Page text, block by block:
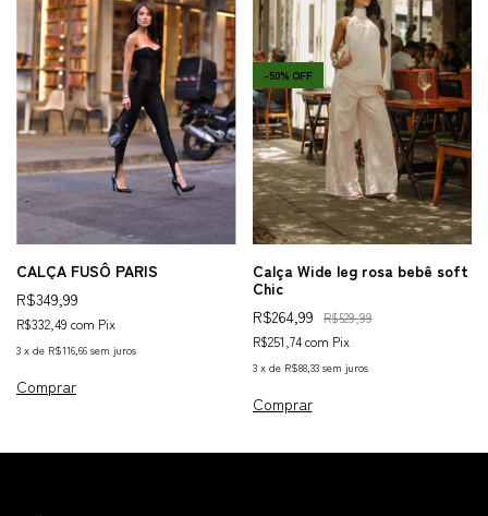
CALÇA FUSÔ PARIS
R$349,99
R$332,49 com Pix
3 x de R$116,66 sem juros
Comprar
-50% OFF
Calça Wide leg rosa bebê soft
Chic
R$264,99
R$529,99
R$251,74com Pix
3 x de R$88,33 sem juros
Comprar